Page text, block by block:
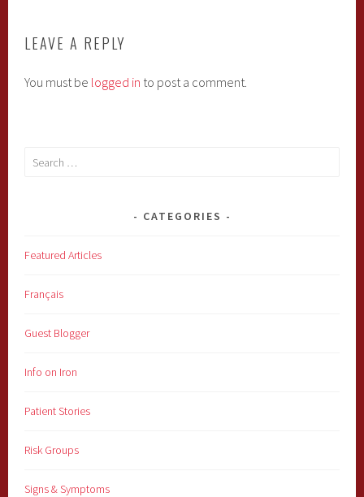
LEAVE A REPLY
You must be logged in to post a comment.
Search
CATEGORIES
Featured Articles
Français
Guest Blogger
Info on Iron
Patient Stories
Risk Groups
Signs & Symptoms